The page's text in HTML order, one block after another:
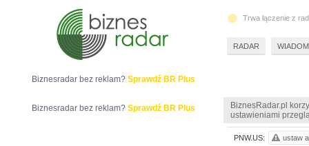
BiznesRadar.pl
ustawieniami
PNW.US: ustaw
Biznesradar bez reklam? Sprawdź BR Plus
Biznesradar bez reklam? Sprawdź BR Plus
Trwa łączenie z
RADAR